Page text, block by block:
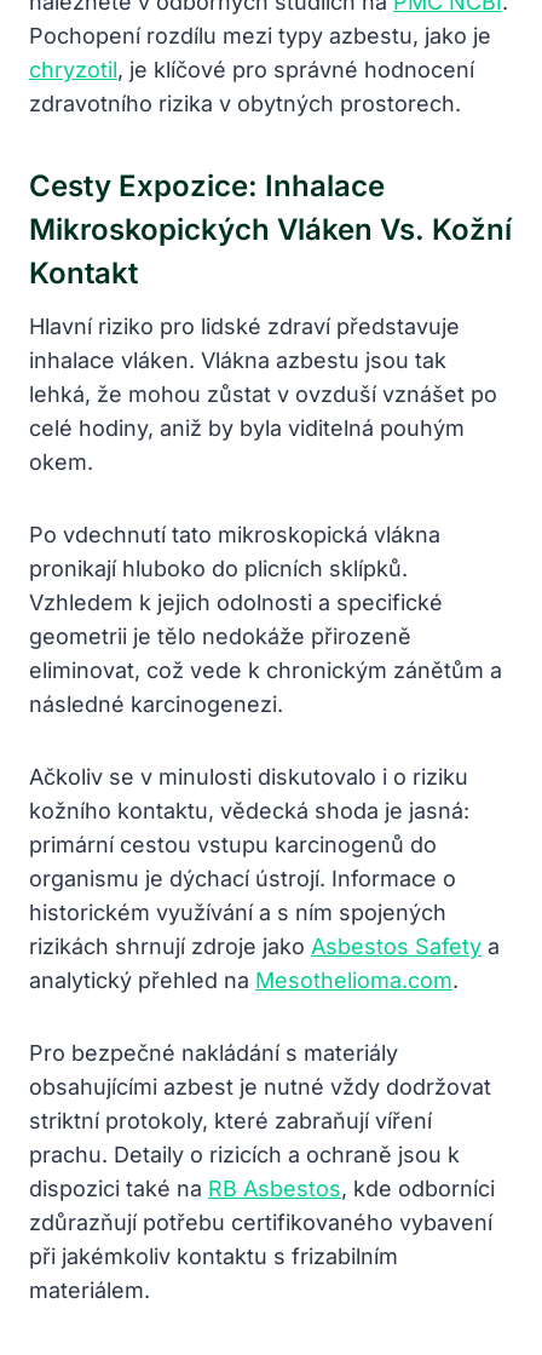
Pochopení rozdílu mezi typy azbestu, jako je
chryzotil, je klíčové pro správné hodnocení
zdravotního rizika v obytných prostorech.
Cesty Expozice: Inhalace
Mikroskopických Vláken Vs. Kožní
Kontakt
Hlavní riziko pro lidské zdraví představuje
inhalace vláken. Vlákna azbestu jsou tak
lehká, že mohou zůstat v ovzduší vznášet po
celé hodiny, aniž by byla viditelná pouhým
okem.
Po vdechnutí tato mikroskopická vlákna
pronikají hluboko do plicních sklípků.
Vzhledem k jejich odolnosti a specifické
geometrii je tělo nedokáže přirozeně
eliminovat, což vede k chronickým zánětům a
následné karcinogenezi.
Ačkoliv se v minulosti diskutovalo i o riziku
kožního kontaktu, vědecká shoda je jasná:
primární cestou vstupu karcinogenů do
organismu je dýchací ústrojí. Informace o
historickém využívání a s ním spojených
rizikách shrnují zdroje jako Asbestos Safety a
analytický přehled na Mesothelioma.com.
Pro bezpečné nakládání s materiály
obsahujícími azbest je nutné vždy dodržovat
striktní protokoly, které zabraňují víření
prachu. Detaily o rizicích a ochraně jsou k
dispozici také na RB Asbestos, kde odborníci
zdůrazňují potřebu certifikovaného vybavení
při jakémkoliv kontaktu s frizabilním
materiálem.